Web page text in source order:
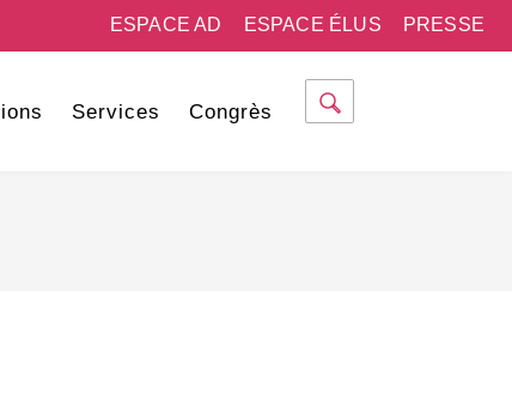
PRESSE
ESPACE ÉLUS
ESPACE AD
Services Congrès